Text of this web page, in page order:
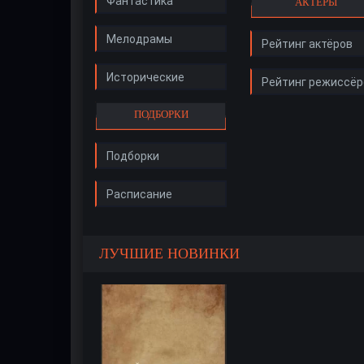
Мелодрамы
Исторические
ПОДБОРКИ
Подборки
Расписание
Рейтинг актёров
Рейтинг
ЛУЧШИЕ НОВИНКИ